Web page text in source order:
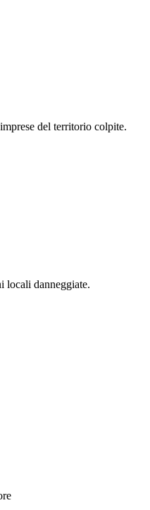
del territorio colpite.
locali danneggiate.